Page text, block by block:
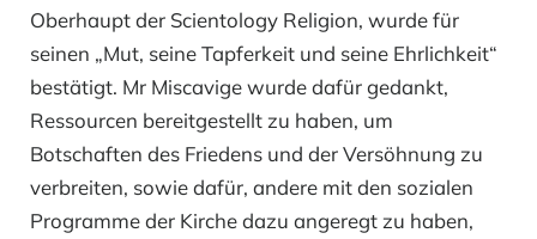
Oberhaupt der Scientology Religion, wurde für
seinen „Mut, seine Tapferkeit und seine Ehrlichkeit“
bestätigt. Mr Miscavige wurde dafür gedankt,
Ressourcen bereitgestellt zu haben, um
Botschaften des Friedens und der Versöhnung zu
verbreiten, sowie dafür, andere mit den sozialen
Programme der Kirche dazu angeregt zu haben,